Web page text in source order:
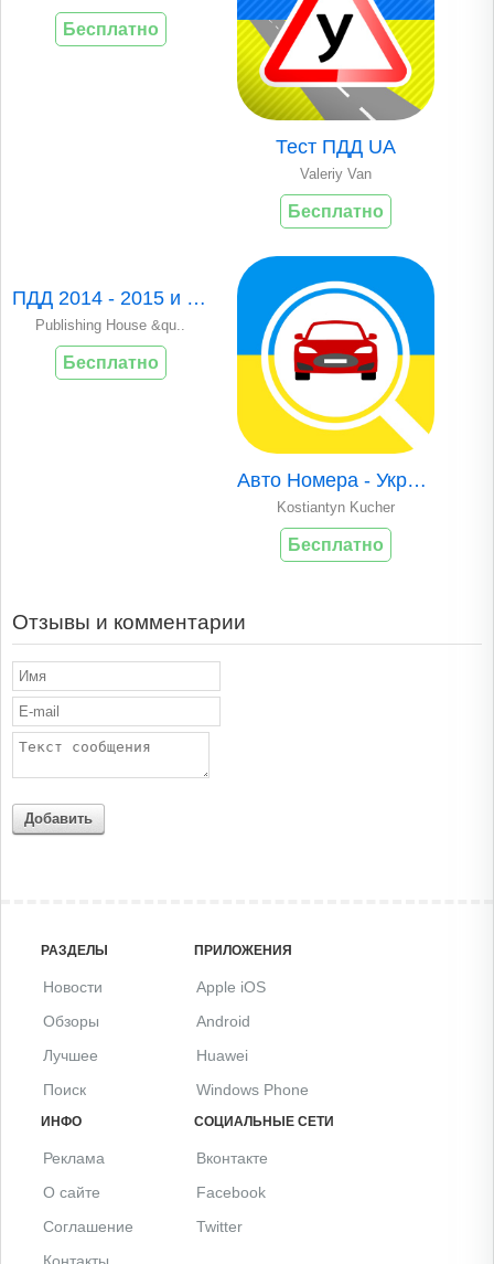
Бесплатно
Тест ПДД UA
Valeriy Van
Бесплатно
ПДД 2014 - 2015 и билеты ГИБДД
Publishing House &qu..
Бесплатно
Авто Номера - Украина
Kostiantyn Kucher
Бесплатно
Отзывы и комментарии
Добавить
РАЗДЕЛЫ
Новости
Обзоры
Лучшее
Поиск
ПРИЛОЖЕНИЯ
Apple iOS
Android
Huawei
Windows Phone
ИНФО
Реклама
О сайте
Соглашение
СОЦИАЛЬНЫЕ СЕТИ
Вконтакте
Facebook
Twitter